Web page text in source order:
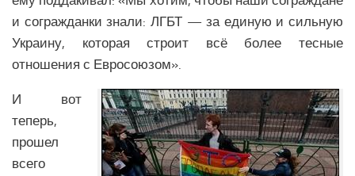
Медицина Северной Америки
Наука Северной Америки
Образование Северной Америки
Общество Северной Америки
Экономика Северной Америки
АФРИКА
и согражданки знали: ЛГБТ — за единую и сильную
Украину, которая строит всё более тесные
отношения с Евросоюзом».
И вот
теперь,
прошел
всего